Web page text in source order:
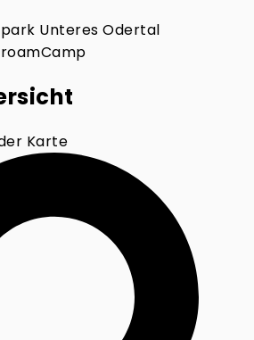
Unteres Odertal
Karte